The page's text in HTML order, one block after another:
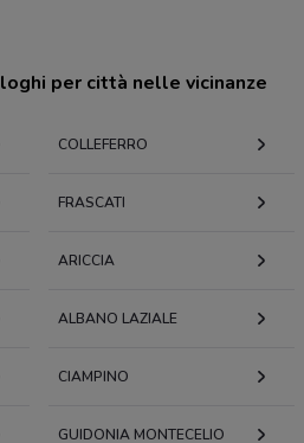
per città nelle vicinanze
COLLEFERRO
FRASCATI
ARICCIA
ALBANO LAZIALE
CIAMPINO
GUIDONIA MONTECELIO